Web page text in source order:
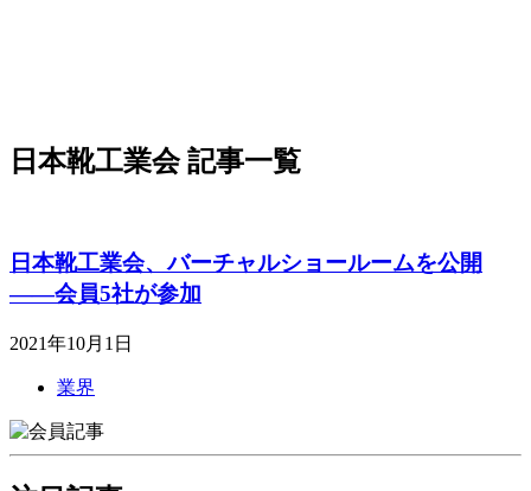
日本靴工業会 記事一覧
日本靴工業会、バーチャルショールームを公開
――会員5社が参加
2021年10月1日
業界